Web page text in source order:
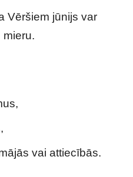
Vēršiem jūnijs var
mieru.
vai attiecībās.